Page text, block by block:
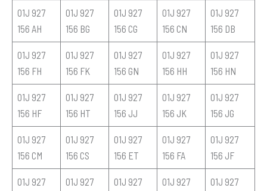
01J 927
156 AH
01J 927
156 BG
01J 927
156 CG
01J 927
156 CN
01J 927
156 DB
01J 927
156 FH
01J 927
156 FK
01J 927
156 GN
01J 927
156 HH
01J 927
156 HN
01J 927
156 HF
01J 927
156 HT
01J 927
156 JJ
01J 927
156 JK
01J 927
156 JG
01J 927
156 CM
01J 927
156 CS
01J 927
156 ET
01J 927
156 FA
01J 927
156 JF
01J 927
01J 927
01J 927
01J 927
01J 927